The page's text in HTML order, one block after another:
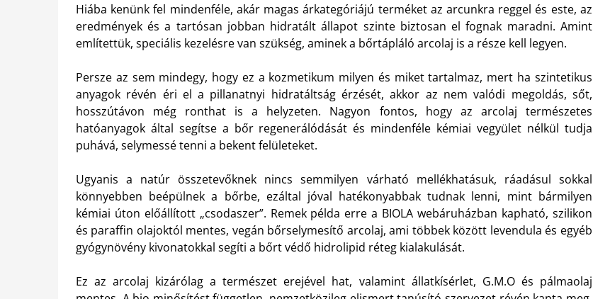
Hiába kenünk fel mindenféle, akár magas árkategóriájú terméket az arcunkra reggel és este, az
eredmények és a tartósan jobban hidratált állapot szinte biztosan el fognak maradni. Amint
említettük, speciális kezelésre van szükség, aminek a bőrtápláló arcolaj is a része kell legyen.
Persze az sem mindegy, hogy ez a kozmetikum milyen és miket tartalmaz, mert ha szintetikus
anyagok révén éri el a pillanatnyi hidratáltság érzését, akkor az nem valódi megoldás, sőt,
hosszútávon még ronthat is a helyzeten. Nagyon fontos, hogy az arcolaj természetes
hatóanyagok által segítse a bőr regenerálódását és mindenféle kémiai vegyület nélkül tudja
puhává, selymessé tenni a bekent felületeket.
Ugyanis a natúr összetevőknek nincs semmilyen várható mellékhatásuk, ráadásul sokkal
könnyebben beépülnek a bőrbe, ezáltal jóval hatékonyabbak tudnak lenni, mint bármilyen
kémiai úton előállított „csodaszer”. Remek példa erre a BIOLA webáruházban kapható, szilikon
és paraffin olajoktól mentes, vegán bőrselymesítő arcolaj, ami többek között levendula és egyéb
gyógynövény kivonatokkal segíti a bőrt védő hidrolipid réteg kialakulását.
Ez az arcolaj kizárólag a természet erejével hat, valamint állatkísérlet, G.M.O és pálmaolaj